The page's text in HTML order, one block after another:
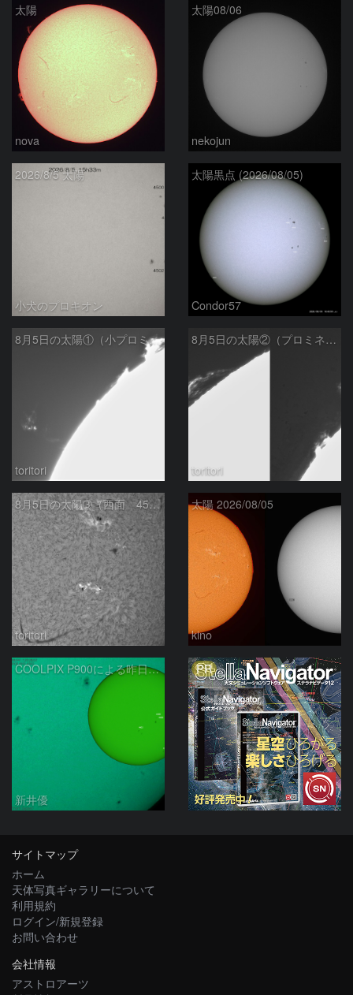
太陽
nova
太陽08/06
nekojun
2026/8/5 太陽
小犬のプロキオン
太陽黒点 (2026/08/05)
Condor57
8月5日の太陽①（小プロミネン噴出 ）
toritori
8月5日の太陽②（プロミネンス北東縁 ）
toritori
8月5日の太陽➂（西面 4502 C1.7フレア ）
toritori
太陽 2026/08/05
kino
COOLPIX P900による昨日の太陽黒点：2026/08/04
新井優
PR
サイトマップ
ホーム
天体写真ギャラリーについて
利用規約
ログイン/新規登録
お問い合わせ
会社情報
アストロアーツ